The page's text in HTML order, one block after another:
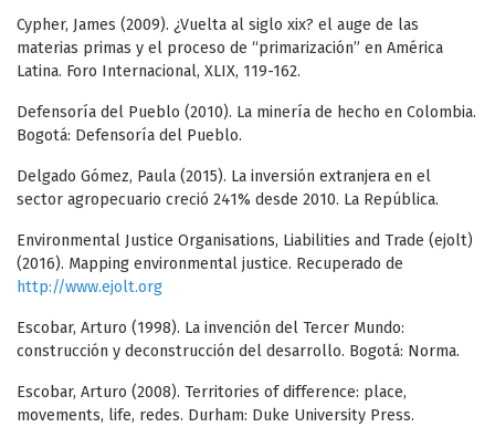
Cypher, James (2009). ¿Vuelta al siglo xix? el auge de las
materias primas y el proceso de “primarización” en América
Latina. Foro Internacional, XLIX, 119-162.
Defensoría del Pueblo (2010). La minería de hecho en Colombia.
Bogotá: Defensoría del Pueblo.
Delgado Gómez, Paula (2015). La inversión extranjera en el
sector agropecuario creció 241% desde 2010. La República.
Environmental Justice Organisations, Liabilities and Trade (ejolt)
(2016). Mapping environmental justice. Recuperado de
http://www.ejolt.org
Escobar, Arturo (1998). La invención del Tercer Mundo:
construcción y deconstrucción del desarrollo. Bogotá: Norma.
Escobar, Arturo (2008). Territories of difference: place,
movements, life, redes. Durham: Duke University Press.